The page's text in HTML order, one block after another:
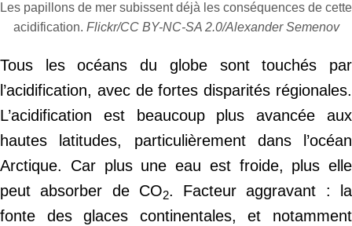
Les papillons de mer subissent déjà les conséquences de cette
acidification. Flickr/CC BY-NC-SA 2.0/Alexander Semenov
Tous les océans du globe sont touchés par
l’acidification, avec de fortes disparités régionales.
L’acidification est beaucoup plus avancée aux
hautes latitudes, particulièrement dans l’océan
Arctique. Car plus une eau est froide, plus elle
peut absorber de CO2. Facteur aggravant : la
fonte des glaces continentales, et notamment